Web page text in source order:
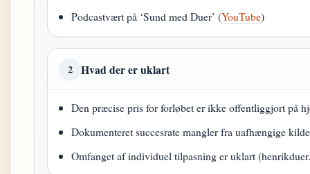
Podcastvært på ‘Sund med Duer’ (YouTube)
2 Hvad der er uklart
Den præcise pris for forløbet er ikke offentliggjort på
Dokumenteret succesrate mangler fra uafhængige
Omfanget af individuel tilpasning er uklart